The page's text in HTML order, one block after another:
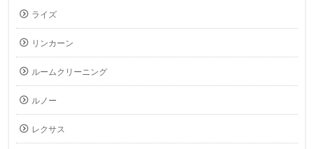
ライズ
リンカーン
ルームクリーニング
ルノー
レクサス